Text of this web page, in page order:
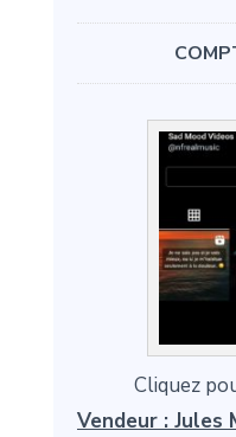
Cliquez
Vendeur : Jules